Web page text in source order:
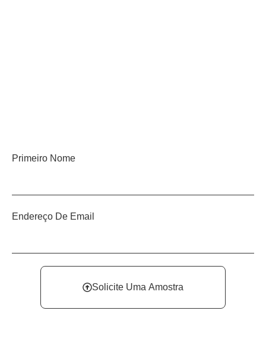
Primeiro Nome
Endereço De Email
Solicite Uma Amostra